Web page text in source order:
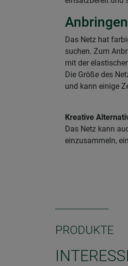
Das Netz hat
suchen. Zum
mit der
Die Größe des
und kann einige
Kreative
Das Netz kann
einzusammeln,
PRODUKTE